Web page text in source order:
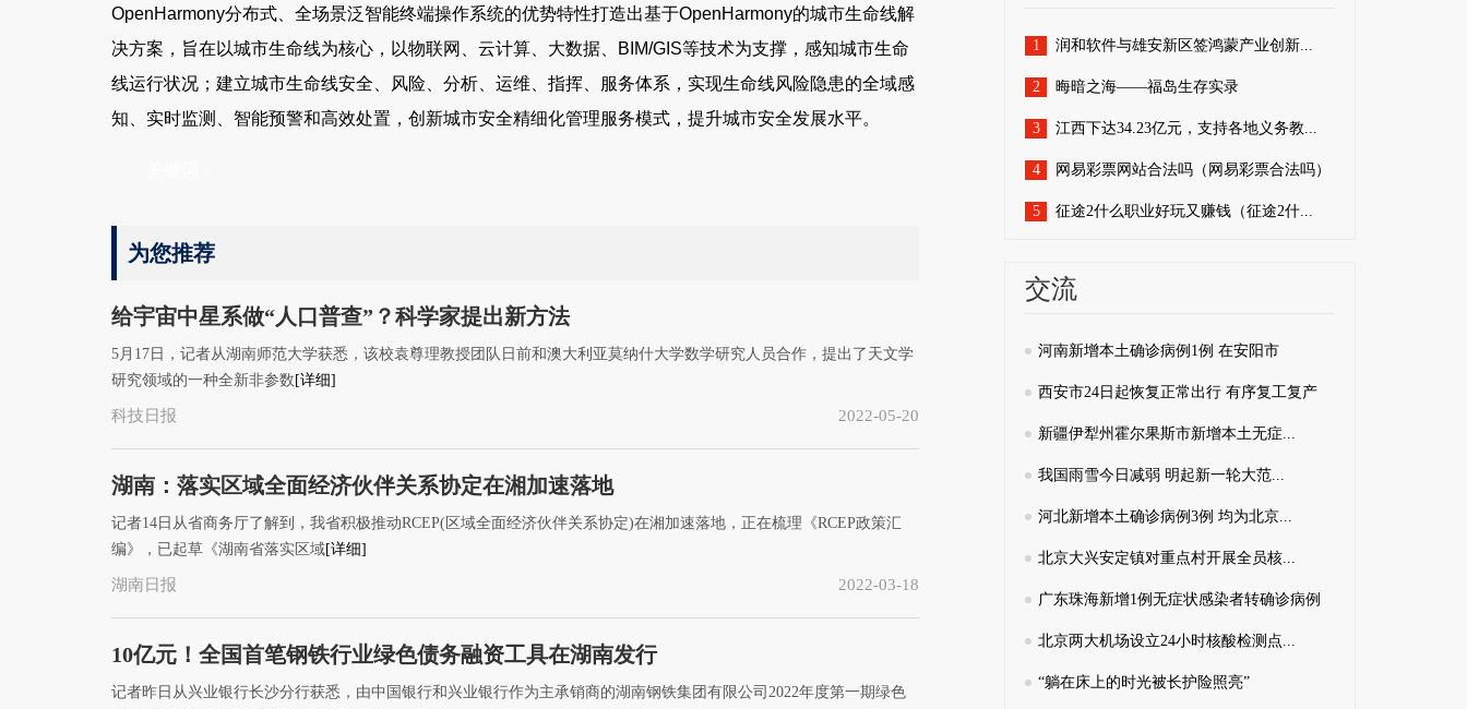
OpenHarmony分布式、全场景泛智能终端操作系统的优势特性打造出基于OpenHarmony的城市生命线解
决方案，旨在以城市生命线为核心，以物联网、云计算、大数据、BIM/GIS等技术为支撑，感知城市生命
线运行状况；建立城市生命线安全、风险、分析、运维、指挥、服务体系，实现生命线风险隐患的全域感
知、实时监测、智能预警和高效处置，创新城市安全精细化管理服务模式，提升城市安全发展水平。
为您推荐
给宇宙中星系做“人口普查”？科学家提出新方法
5月17日，记者从湖南师范大学获悉，该校袁尊理教授团队日前和澳大利亚莫纳什大学数学研究人员合作，提出了天文学
研究领域的一种全新非参数 [详细]
科技日报 2022-05-20
湖南：落实区域全面经济伙伴关系协定在湘加速落地
记者14日从省商务厅了解到，我省积极推动RCEP(区域全面经济伙伴关系协定)在湘加速落地，正在梳理《RCEP政策汇
编》，已起草《湖南省落实区域[详细]
湖南日报 2022-03-18
10亿元！全国首笔钢铁行业绿色债务融资工具在湖南发行
记者昨日从兴业银行长沙分行获悉，由中国银行和兴业银行作为主承销商的湖南钢铁集团有限公司2022年度第一期绿色
1 润和软件与雄安新区签鸿蒙产业创新...
2 晦暗之海——福岛生存实录
3 江西下达34.23亿元，支持各地义务教...
4 网易彩票网站合法吗（网易彩票合法吗）
5 征途2什么职业好玩又赚钱（征途2什...
交流
河南新增本土确诊病例1例 在安阳市
西安市24日起恢复正常出行 有序复工复产
新疆伊犁州霍尔果斯市新增本土无症...
我国雨雪今日减弱 明起新一轮大范...
河北新增本土确诊病例3例 均为北京...
北京大兴安定镇对重点村开展全员核...
广东珠海新增1例无症状感染者转确诊病例
北京两大机场设立24小时核酸检测点...
“躺在床上的时光被长护险照亮”